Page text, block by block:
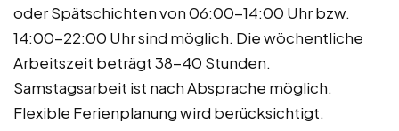
oder Spätschichten von 06:00-14:00 Uhr bzw.
14:00-22:00 Uhr sind möglich. Die wöchentliche
Arbeitszeit beträgt 38-40 Stunden.
Samstagsarbeit ist nach Absprache möglich.
Flexible Ferienplanung wird berücksichtigt.